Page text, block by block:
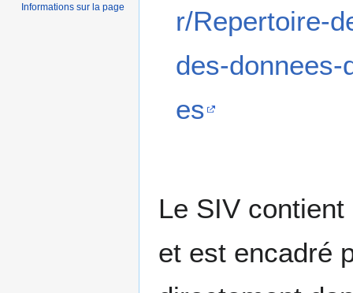
r/Repertoire-
des-
es
Le SIV
et est encadré
Informations sur la page